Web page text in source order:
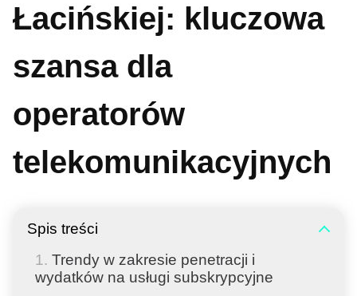
Łacińskiej: kluczowa
szansa dla
operatorów
telekomunikacyjnych
Spis treści
Trendy w zakresie penetracji i
wydatków na usługi subskrypcyjne